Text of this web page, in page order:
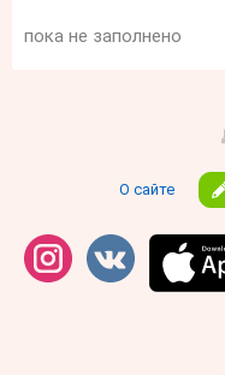
пока не заполнено
О сайте